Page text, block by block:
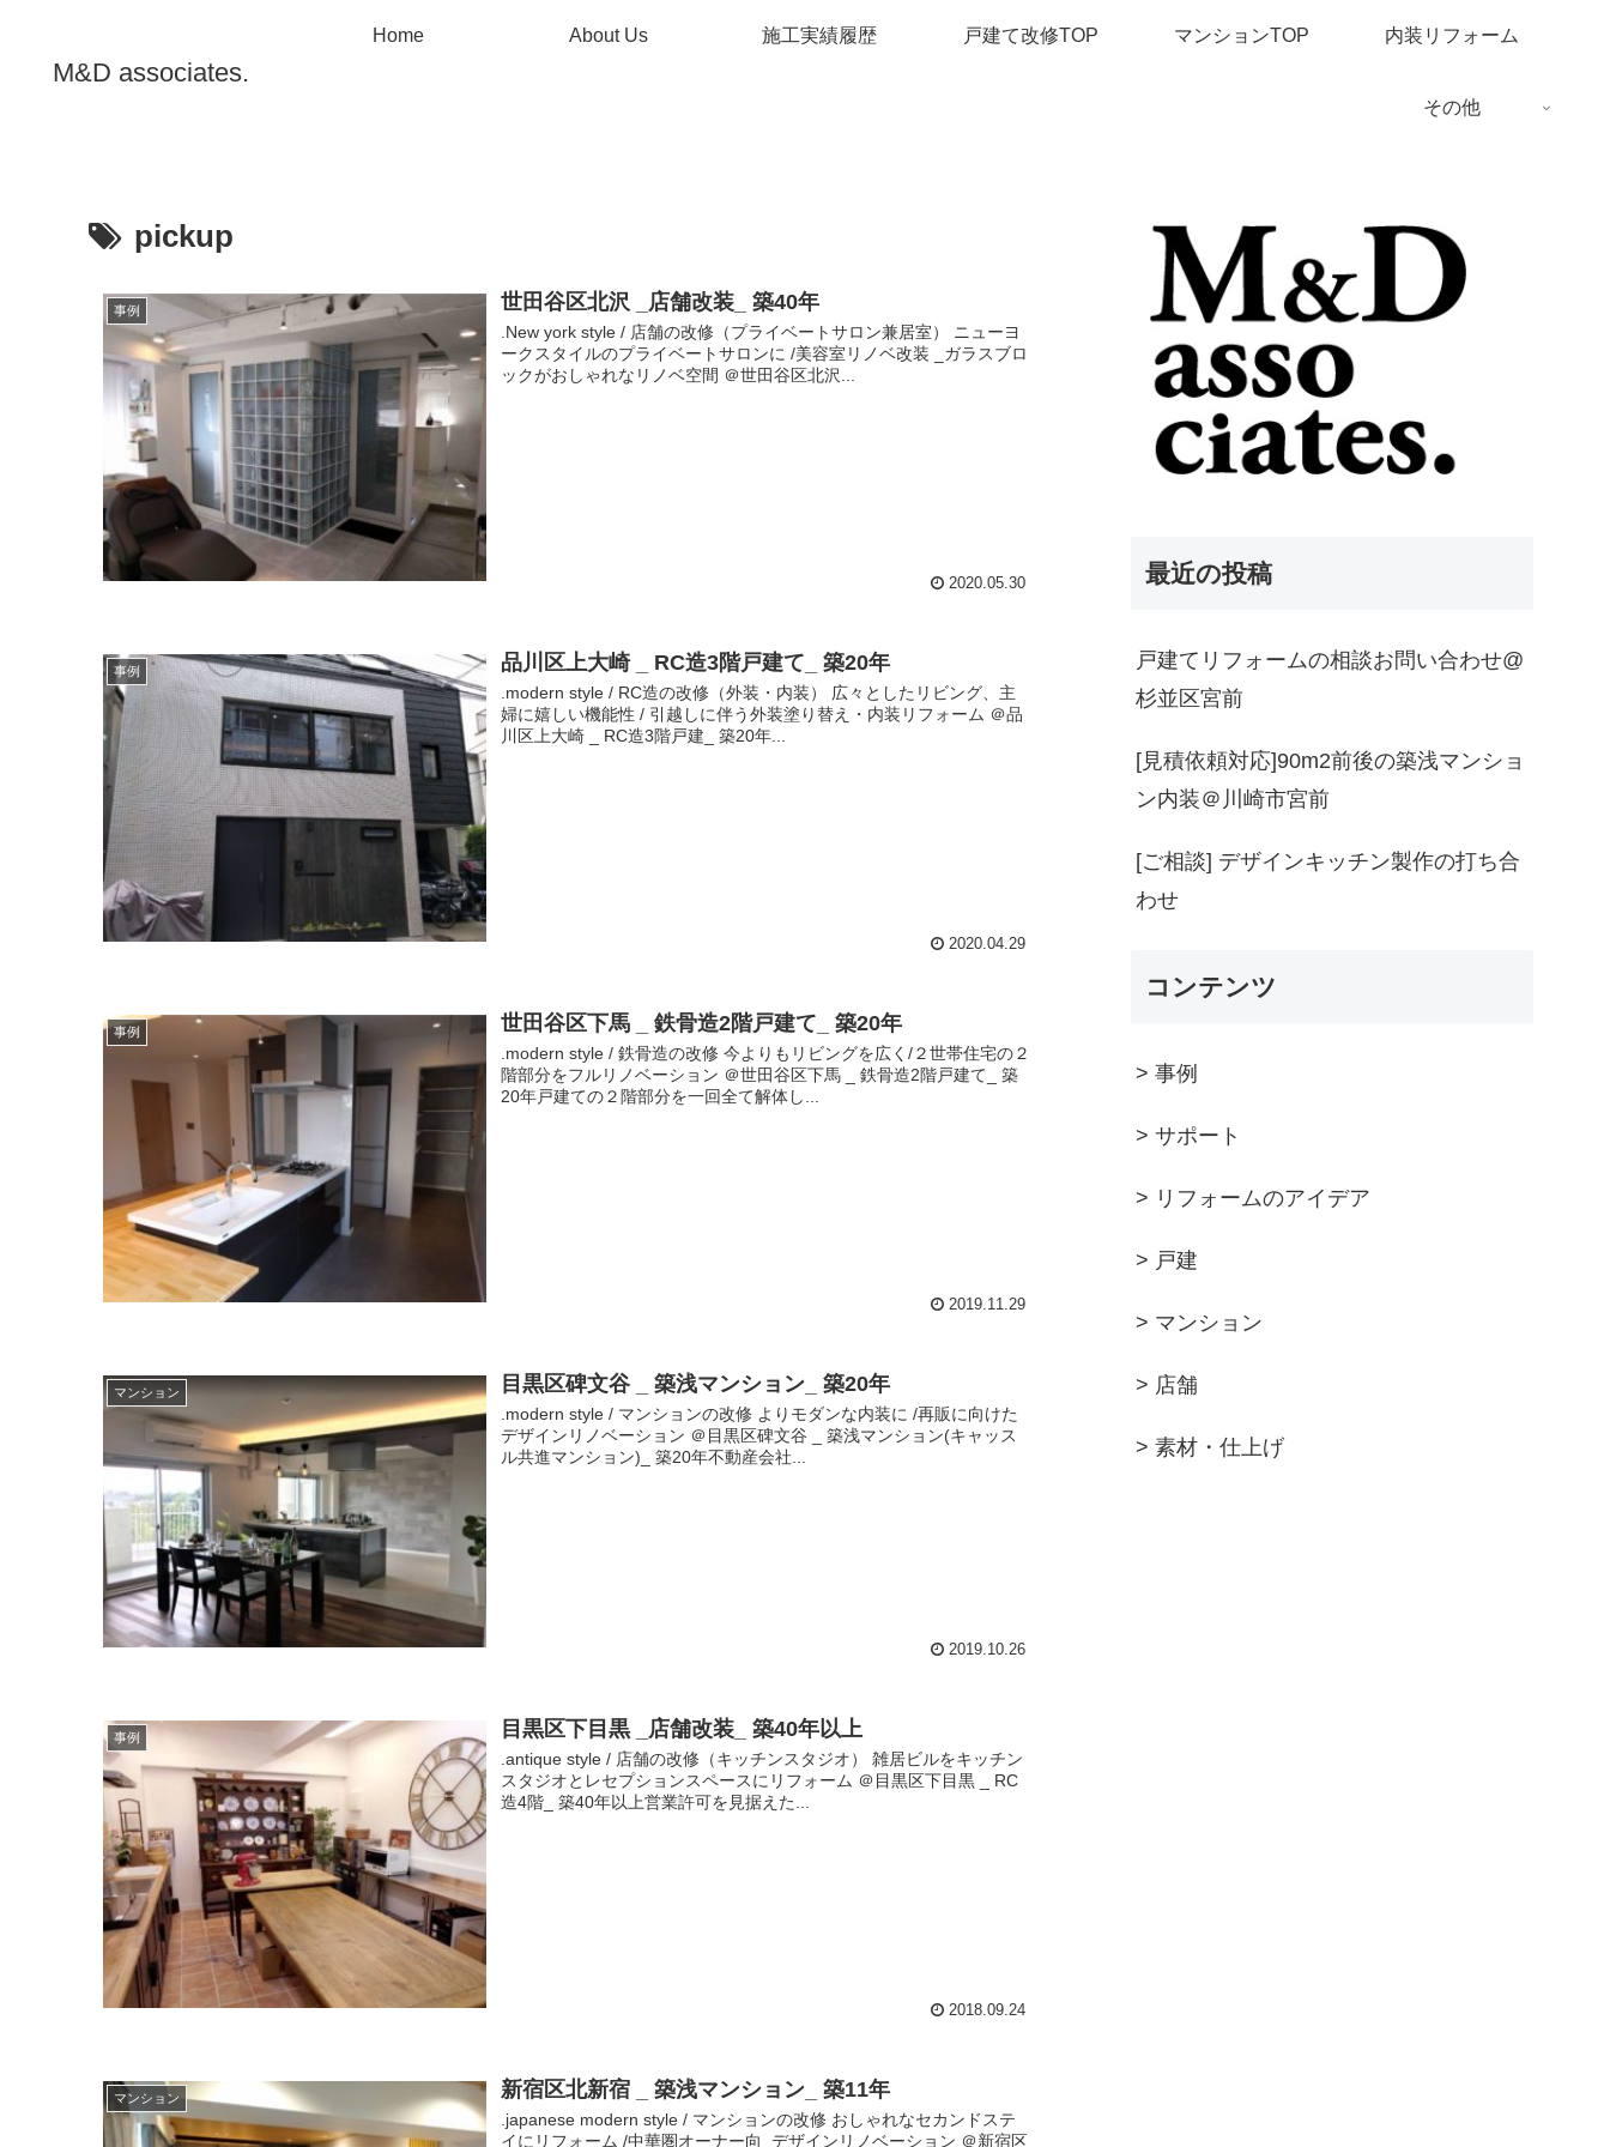
M&D associates.
Home About Us 施工実績履歴 戸建て改修TOP マンションTOP 内装リフォーム
その他
pickup
事例 世田谷区北沢 _店舗改装_ 築40年​
.New york style / 店舗の改修（プライベートサロン兼居室） ニューヨ
ークスタイルのプライベートサロンに /美容室リノベ改装 _ガラスブロ
ックがおしゃれなリノベ空間 ＠世田谷区北沢...
2020.05.30
事例 品川区上大崎 _ RC造3階戸建て_ 築20年​
.modern style / RC造の改修（外装・内装） 広々としたリビング、主
婦に嬉しい機能性 / 引越しに伴う外装塗り替え・内装リフォーム ＠品
川区上大崎 _ RC造3階戸建_ 築20年​ ...
2020.04.29
事例 世田谷区下馬 _ 鉄骨造2階戸建て_ 築20年​
.modern style / 鉄骨造の改修 今よりもリビングを広く/２世帯住宅の２
階部分をフルリノベーション ＠世田谷区下馬 _ 鉄骨造2階戸建て_ 築
20年​ 戸建ての２階部分を一回全て解体し...
2019.11.29
マンション 目黒区碑文谷 _ 築浅マンション_ 築20年​
.modern style / マンションの改修 よりモダンな内装に /再販に向けた
デザインリノベーション ＠目黒区碑文谷 _ 築浅マンション(キャッス
ル共進マンション)_ 築20年​ 不動産会社...
2019.10.26
事例 目黒区下目黒 _店舗改装_ 築40年以上​
.antique style / 店舗の改修（キッチンスタジオ） 雑居ビルをキッチン
スタジオとレセプションスペースにリフォーム ＠目黒区下目黒 _ RC
造4階_ 築40年以上​ 営業許可を見据えた...
2018.09.24
マンション 新宿区北新宿 _ 築浅マンション_ 築11年​
.japanese modern style / マンションの改修 おしゃれなセカンドステ
イにリフォーム /中華圏オーナー向_デザインリノベーション ＠新宿区
最近の投稿
戸建てリフォームの相談お問い合わせ@
杉並区宮前
[見積依頼対応]90m2前後の築浅マンショ
ン内装＠川崎市宮前
[ご相談] デザインキッチン製作の打ち合
わせ
コンテンツ
> 事例
> サポート
> リフォームのアイデア
> 戸建
> マンション
> 店舗
> 素材・仕上げ